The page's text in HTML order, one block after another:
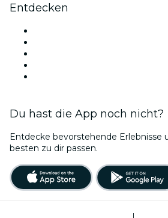
Entdecken
Du hast die App noch nicht?
Entdecke bevorstehende Erlebnisse
besten zu dir passen.
|